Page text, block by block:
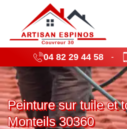
04 82 29 44 58 -
Peinture sur tuile et
Monteils 30360